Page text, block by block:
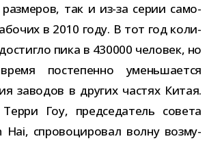
так и из-​за серии само­
в 2010 году. В тот год коли­
пика в 430000 чело­век, но
посте­пенно умень­ша­ется
заво­дов в дру­гих частях Китая.
Гоу, пред­се­да­тель совета
Hai, спро­во­ци­ро­вал волну воз­му­